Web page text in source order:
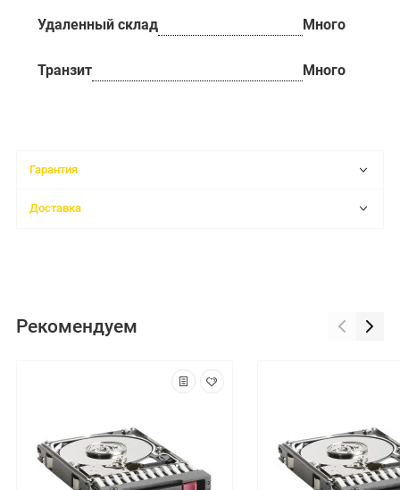
Удаленный склад Много
Транзит Много
Гарантия
Доставка
Рекомендуем